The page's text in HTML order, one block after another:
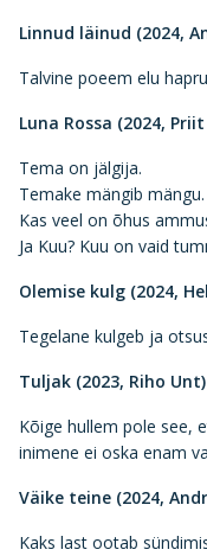
Linnud läinud (2024,
Talvine poeem elu
Luna Rossa (2024,
Tema on jälgija.
Temake mängib
Kas veel on õhus
Ja Kuu? Kuu on vaid
Olemise kulg (2024,
Tegelane kulgeb ja
Tuljak (2023, Riho Unt)
Kõige hullem pole see,
inimene ei oska enam
Väike teine (2024,
Kaks last ootab